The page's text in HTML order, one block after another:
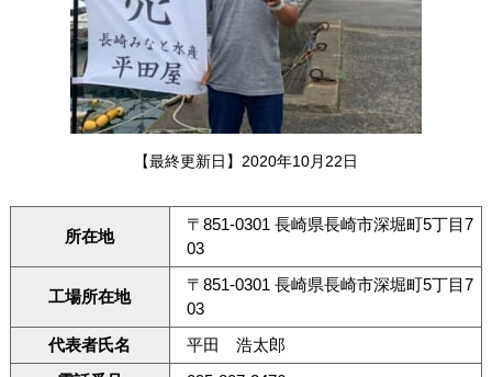
【最終更新日】2020年10月22日
所在地
〒851-0301 長崎県長崎市深堀町5丁目7
03
工場所在地
〒851-0301 長崎県長崎市深堀町5丁目7
03
代表者氏名
平田 浩太郎